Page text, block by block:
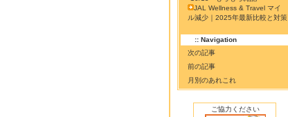
JAL Wellness & Travel マイ
ル減少｜2025年最新比較と対策
:: Navigation
次の記事
前の記事
月別のあれこれ
ご協力ください